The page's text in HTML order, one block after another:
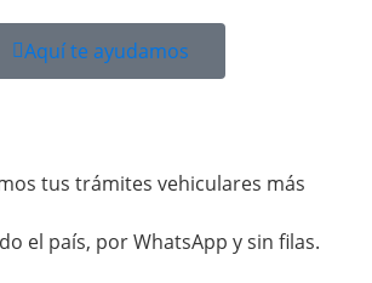
Aquí te ayudamos
tus trámites vehiculares más
el país, por WhatsApp y sin filas.